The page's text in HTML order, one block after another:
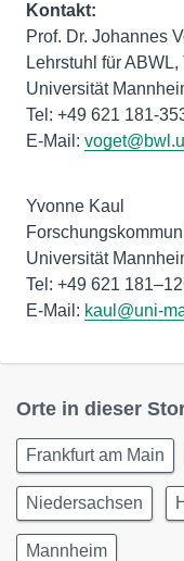
Kontakt:
Prof. Dr. Johannes
Lehrstuhl für
Universität
Tel: +49 621 181-
E-Mail:
Yvonne Kaul
Universität
Tel: +49 621
E-Mail: kaul@uni-
Orte in dieser
Frankfurt am Main
Niedersachsen
Mannheim